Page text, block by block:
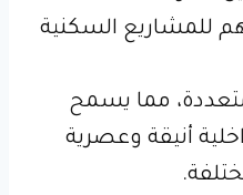
للمشاريع السكنية
مما يسمح
أنيقة وعصرية